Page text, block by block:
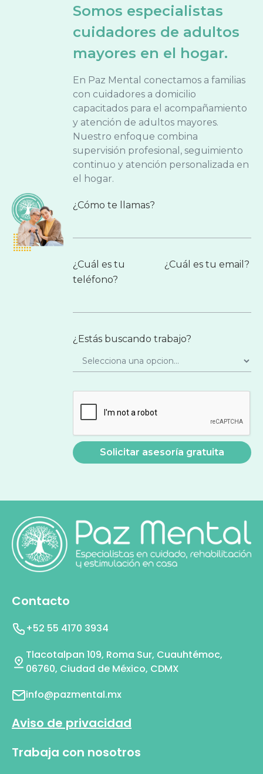
Somos especialistas
cuidadores de adultos
mayores en el hogar.
En Paz Mental conectamos a familias
con cuidadores a domicilio
capacitados para el acompañamiento
y atención de adultos mayores.
Nuestro enfoque combina
supervisión profesional, seguimiento
continuo y atención personalizada en
el hogar.
¿Cómo te llamas?
¿Cuál es tu
teléfono?
¿Cuál es tu email?
¿Estás buscando trabajo?
Contacto
+52 55 4170 3934
Tlacotalpan 109, Roma Sur, Cuauhtémoc,
06760, Ciudad de México, CDMX
info@pazmental.mx
Aviso de privacidad
Trabaja con nosotros